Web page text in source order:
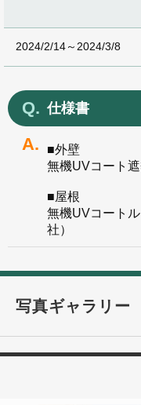
2024/2/14～2024/3/8
仕様書
■外壁
無機UVコート
■屋根
無機UVコート
社）
写真ギャラリー